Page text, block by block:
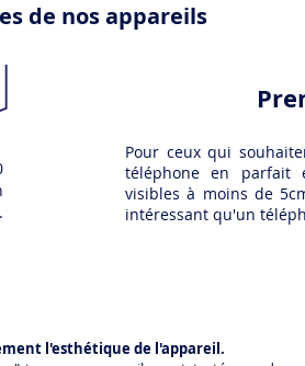
de nos appareils
Pour ceux qui
téléphone en parfait
visibles à moins de
intéressant qu'un
l'esthétique de l'appareil.